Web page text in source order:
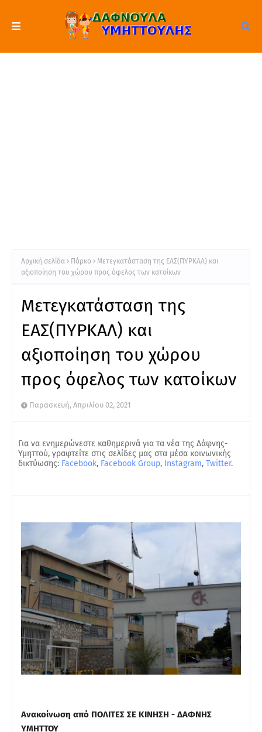
Αρχική σελίδα Πάρκο
Μετεγκατάσταση της ΕΑΣ(ΠΥΡΚΑΛ) και
αξιοποίηση του χώρου προς όφελος των κατοίκων
Μετεγκατάσταση της
ΕΑΣ(ΠΥΡΚΑΛ) και
αξιοποίηση του χώρου
προς όφελος των κατοίκων
Παρασκευή, Απριλίου 02, 2021
Για να ενημερώνεστε καθημερινά για τα νέα της Δάφνης-
Υμηττού, γραφτείτε στις σελίδες μας στα μέσα κοινωνικής
δικτύωσης: Facebook, Facebook Group, Instagram, Twitter.
Ανακοίνωση από ΠΟΛΙΤΕΣ ΣΕ ΚΙΝΗΣΗ - ΔΑΦΝΗΣ
ΥΜΗΤΤΟΥ